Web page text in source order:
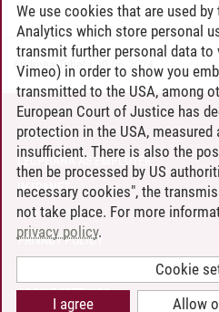
Andreea Tribel 30.06.2024
CONTACT
LEUPHANA AS EMPLOYER
INTRANET
SITE NOTICE
PRIVACY POLICY
COOKIE SETTINGS
We use cookies that are used
Analytics which store personal
transmit further personal data to
Vimeo) in order to show you
transmitted to the USA, among
European Court of Justice has
protection in the USA, measured
insufficient. There is also the
then be processed by US
necessary cookies", the
not take place. For more
privacy policy.
Cookie
Allow
I agree